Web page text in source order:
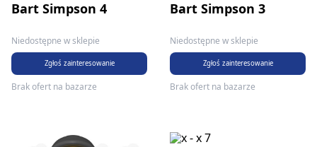
Bart Simpson 4
Niedostępne w sklepie
Zgłoś zainteresowanie
Brak ofert na bazarze
Bart Simpson 3
Niedostępne w sklepie
Zgłoś zainteresowanie
Brak ofert na bazarze